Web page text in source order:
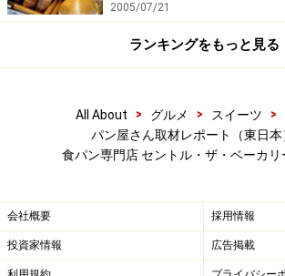
2005/07/21
ランキングをもっと見る
All About > グルメ > スイーツ >
パン屋さん取材レポート（東日本
食パン専門店 セントル・ザ・ベーカリ
会社概要 採用情報
投資家情報 広告掲載